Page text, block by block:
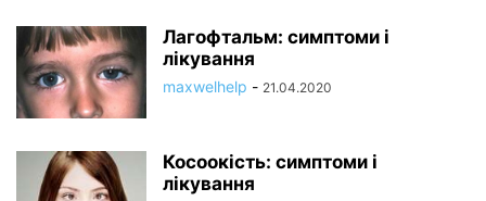
Лагофтальм: симптоми і
лікування
maxwelhelp - 21.04.2020
Косоокість: симптоми і
лікування